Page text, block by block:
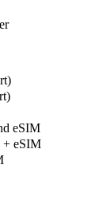
eSIM
+ eSIM